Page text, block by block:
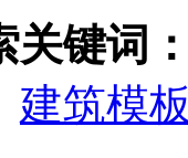
键词：
建筑模板